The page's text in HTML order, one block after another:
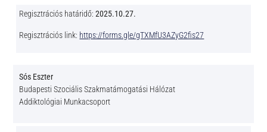
Regisztrációs határidő:2025.10.27.
Regisztrációs link: https://forms.gle/gTXMfU3AZyG2fis27
Sós Eszter
Budapesti Szociális Szakmatámogatási Hálózat
Addiktológiai Munkacsoport